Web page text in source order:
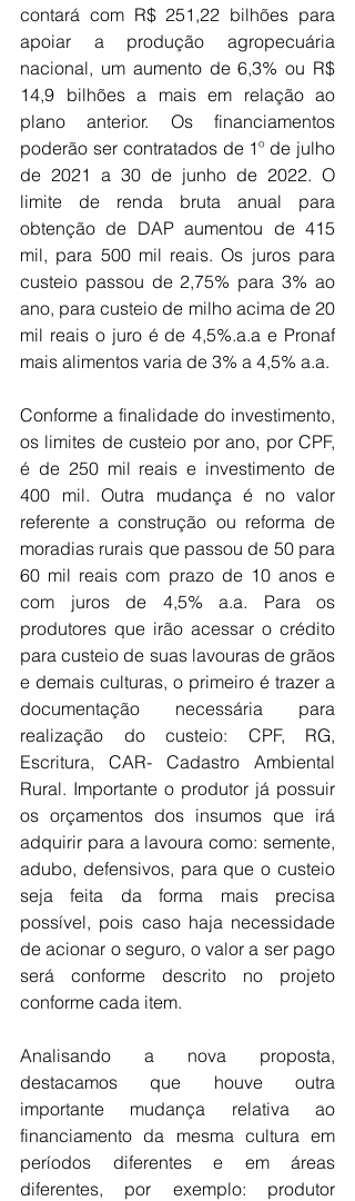
contará com R$ 251,22 bilhões para
apoiar a produção agropecuária
nacional, um aumento de 6,3% ou R$
14,9 bilhões a mais em relação ao
plano anterior. Os financiamentos
poderão ser contratados de 1º de julho
de 2021 a 30 de junho de 2022. O
limite de renda bruta anual para
obtenção de DAP aumentou de 415
mil, para 500 mil reais. Os juros para
custeio passou de 2,75% para 3% ao
ano, para custeio de milho acima de 20
mil reais o juro é de 4,5%.a.a e Pronaf
mais alimentos varia de 3% a 4,5% a.a.
Conforme a finalidade do investimento,
os limites de custeio por ano, por CPF,
é de 250 mil reais e investimento de
400 mil. Outra mudança é no valor
referente a construção ou reforma de
moradias rurais que passou de 50 para
60 mil reais com prazo de 10 anos e
com juros de 4,5% a.a. Para os
produtores que irão acessar o crédito
para custeio de suas lavouras de grãos
e demais culturas, o primeiro é trazer a
documentação necessária para
realização do custeio: CPF, RG,
Escritura, CAR- Cadastro Ambiental
Rural. Importante o produtor já possuir
os orçamentos dos insumos que irá
adquirir para a lavoura como: semente,
adubo, defensivos, para que o custeio
seja feita da forma mais precisa
possível, pois caso haja necessidade
de acionar o seguro, o valor a ser pago
será conforme descrito no projeto
conforme cada item.
Analisando a nova proposta,
destacamos que houve outra
importante mudança relativa ao
financiamento da mesma cultura em
períodos diferentes e em áreas
diferentes, por exemplo: produtor